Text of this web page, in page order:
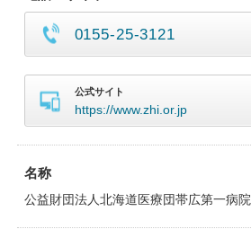
0155-25-3121
公式サイト
https://www.zhi.or.jp
名称
公益財団法人北海道医療団帯広第一病院